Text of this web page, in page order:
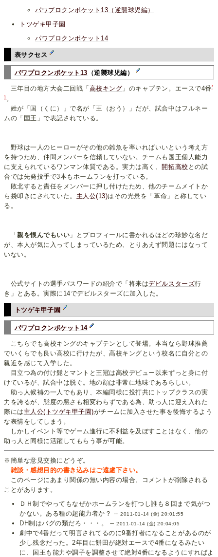
パワプロクンポケット13（逆襲球児編）
トツゲキ甲子園
パワプロクンポケット14
表サクセス
パワプロクンポケット13 （逆襲球児編）
三年目の地方大会二回戦「 高校キング 」のキャプテン。エースで4番 *
1。
姓が「国（くに）」で名が「王（おう）」だが、試合中はフルネー
ムの「国王」で表記されている。
野球は一人のヒーローがその他の雑魚を率いればいいという考え方
を持つため、仲間メンバーを信頼していない。チームも国王個人能力
に支えられているワンマン体質である。実力は高く、 開拓高校 との試
合では先発投手で3本もホームランを打っている。
敗北すると責任をメンバーに押し付けたため、他のチームメイトか
ら袋叩きにされていた。 主人公(13)はその光景を「革命」と称してい
る。
「親を恨んでもいい 」とプロフィールに書かれるほどの珍妙な名だ
が、本人が気に入ってしまっているため、とりあえず問題にはなって
いない。
公式サイトの選手パスワードの紹介で「将来はデビルスターズ行
き」とある。実際に14でデビルスターズに加入した。
トツゲキ甲子園
パワプロクンポケット14
こちらでも高校キングのキャプテンとして登場。本当なら野球推薦
でいくらでも良い高校に行けたが、高校キングという校名に自分との
親近を感じて入学した。
目立つ為の付け髭とマントと王冠は高校デビュー以来ずっと身に付
けているが、試合中は脱ぐ。地の顔は非常に地味であるらしい。
助っ人候補の一人でもあり、本編同様に投打共にトップクラスの実
力を誇るが、態度の悪さも相変わらずである為、助っ人に迎え入れた
際には 主人公(トツゲキ甲子園)がチームに加入させた事を後悔するよう
な表情をしてしまう。
しかしイベント等でゲーム進行に不利益を及ぼすことはなく、他の
助っ人と同様に活躍してもらう事が可能。
※簡単な意見交換にどうぞ。
雑談・感想目的の書き込みはご遠慮下さい。
このページにあまり関係の無い内容の場合、コメントが削除される
ことがあります。
ＤＨ制でやってもなぜかホームランを打つし誰も８回まで気がつ
かない。ある種の超能力者か？ --2011-01-14 (金) 20:01:55
DH制はバグの類だろ・・・。 --2011-01-14 (金) 20:04:05
劇中で4番だって明言されてるのに9番打者になることがあるのが
少し残念だった。2年目に餅田が絶対エースで4番になるみたい
に、国王も能力や調子を調整させて絶対4番になるようにすればよ